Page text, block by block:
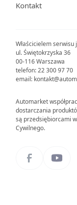
Właścicielem serwisu
ul. Świętokrzyska 36
00-116 Warszawa
telefon: 22 300 97 70
email:
Automarket
dostarczania
są przedsiębiorcami
Cywilnego.
Kontakt